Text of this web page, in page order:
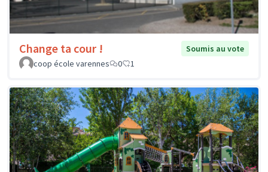
Change ta cour !
Soumis au vote
coop école varennes
0 1